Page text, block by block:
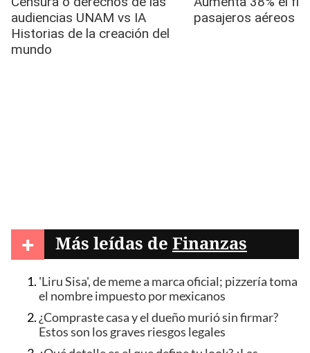
+ Más leídas de Finanzas
'Liru Sisa', de meme a marca oficial; pizzería toma
el nombre impuesto por mexicanos
¿Compraste casa y el dueño murió sin firmar?
Estos son los graves riesgos legales